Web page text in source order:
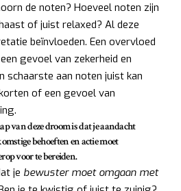
de noten? Hoeveel noten zijn
of juist relaxed? Al deze
beïnvloeden. Een overvloed
gevoel van zekerheid en
schaarste aan noten juist kan
of een gevoel van
van deze droom is dat je aandacht
behoeften en actie moet
voor te bereiden.
je bewuster moet omgaan met